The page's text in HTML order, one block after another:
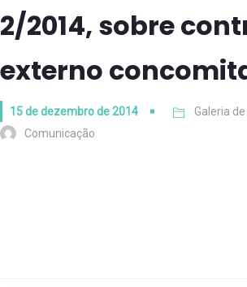
2/2014, sobre
externo
15 de dezembro de 2014 Galeria
Comunicação